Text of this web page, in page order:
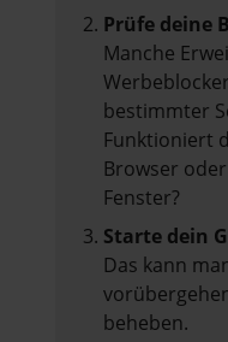
Prüfe deine
Manche
bestimmter
Funktioniert
Browser
Fenster?
Starte dein
Das kann
beheben.